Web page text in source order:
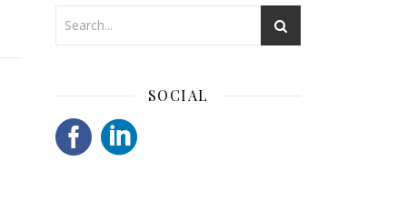
SOCIAL